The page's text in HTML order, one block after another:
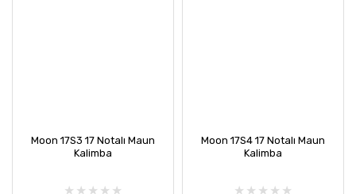
Moon 17S3 17 Notalı Maun
Kalimba
Moon 17S4 17 Notalı Maun
Kalimba